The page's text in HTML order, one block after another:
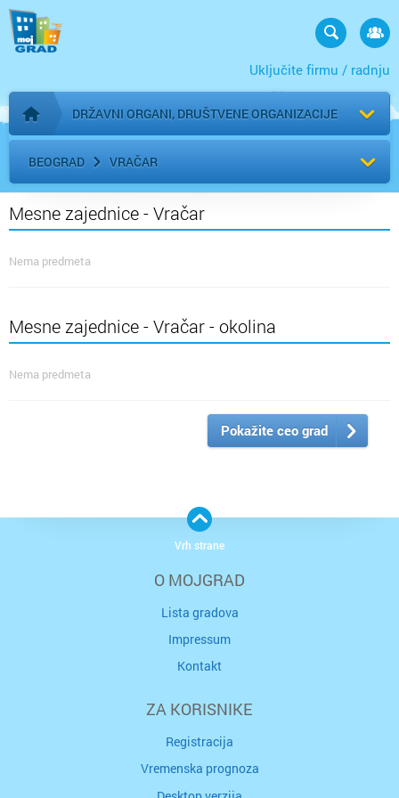
Uključite firmu / radnju
Početna stranica
DRŽAVNI ORGANI, DRUŠTVENE ORGANIZACIJE
BEOGRAD VRAČAR
Mesne zajednice - Vračar
Nema predmeta
Mesne zajednice - Vračar - okolina
Nema predmeta
Pokažite ceo grad
O MOJGRAD
Lista gradova
Impressum
Kontakt
ZA KORISNIKE
Registracija
Vremenska prognoza
Vrh strane